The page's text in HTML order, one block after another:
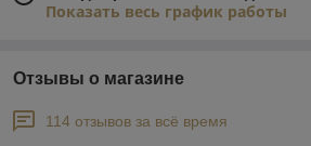
Показать весь график работы
Отзывы о магазине
114 отзывов за всё время